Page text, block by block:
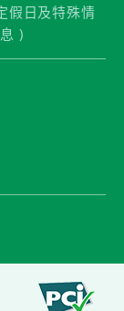
假日及特殊情
)